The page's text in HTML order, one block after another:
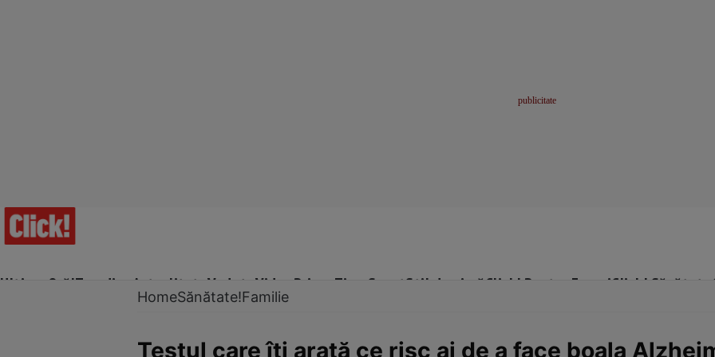
Ultima Oră!Trending Actualitate Vedete Video Prime Time SportStil de viațăClick! Pentru FemeiClick! Sănătate
HomeSănătate!Familie
Testul care îţi arată ce risc ai de a face boala